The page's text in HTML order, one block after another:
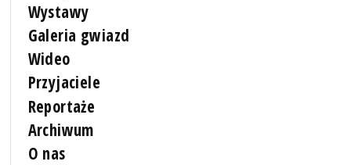
Wystawy
Galeria gwiazd
Wideo
Przyjaciele
Reportaże
Archiwum
O nas